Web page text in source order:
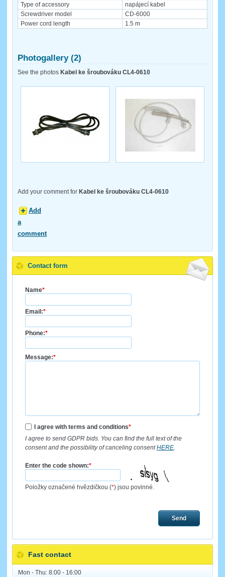
Type of accessory
napájecí kabel
Screwdriver model
CD-6000
Power cord length
1.5 m
Photogallery (2)
See the photos Kabel ke šroubováku CL4-0610
Add your comment for Kabel ke šroubováku CL4-0610
Add
a
comment
Contact form
Name*
Email:*
Phone:*
Message:*
I agree with terms and conditions*
I agree to send GDPR bids. You can find the full text of the
consent and the possibility of canceling consentHERE.
Enter the code shown:*
Položky označené hvězdičkou (*) jsou povinné.
Send
Fast contact
Mon - Thu: 8:00 - 16:00